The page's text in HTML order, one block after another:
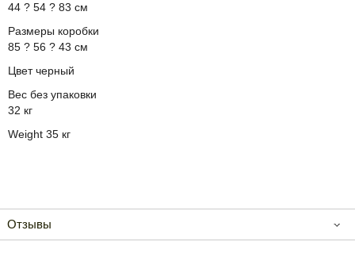
44 ? 54 ? 83 см
Размеры коробки
85 ? 56 ? 43 см
Цвет черный
Вес без упаковки
32 кг
Weight 35 кг
Отзывы